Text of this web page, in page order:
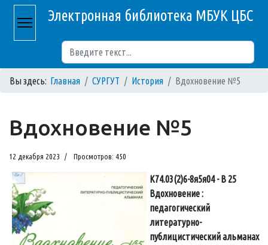
Электронная библиотека МБУК ЦБС
Вы здесь: Главная СУРГУТ История Вдохновение №5
Вдохновение №5
12 декабря 2023 Просмотров: 450
К74.03(2)6-8я5я04 - В 25
Вдохновение :
педагогический
литературно-
публицистический альманах